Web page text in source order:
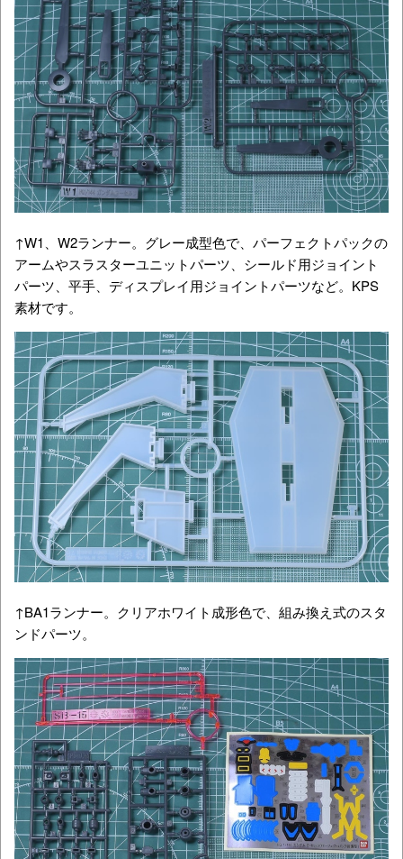
↑W1、W2ランナー。グレー成型色で、パーフェクトパックの
アームやスラスターユニットパーツ、シールド用ジョイント
パーツ、平手、ディスプレイ用ジョイントパーツなど。KPS
素材です。
↑BA1ランナー。クリアホワイト成形色で、組み換え式のスタ
ンドパーツ。